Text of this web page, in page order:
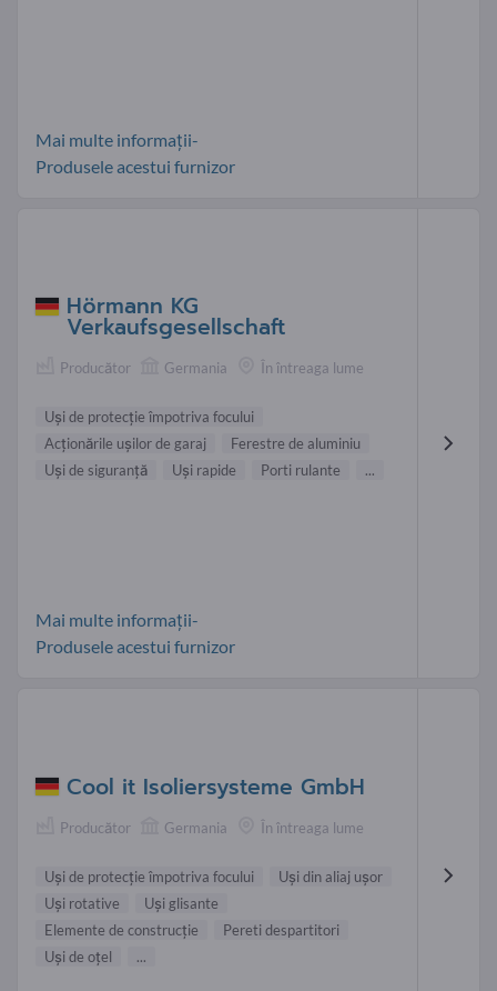
Mai multe informații-
Produsele acestui furnizor
Hörmann KG
Verkaufsgesellschaft
Producător Germania În întreaga lume
Uşi de protecţie împotriva focului
Acţionările uşilor de garaj
Ferestre de aluminiu
Uşi de siguranţă
Uşi rapide Porti rulante ...
Mai multe informații-
Produsele acestui furnizor
Cool it Isoliersysteme GmbH
Producător Germania În întreaga lume
Uşi de protecţie împotriva focului
Uşi din aliaj uşor
Uşi rotative
Uşi glisante
Elemente de construcţie
Pereti despartitori
Uşi de oţel
...